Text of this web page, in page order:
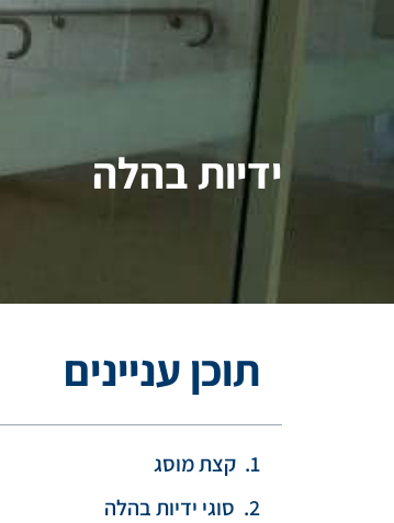
ידיות בהלה
תוכן עניינים
קצת מוסג
סוגי ידיות בהלה